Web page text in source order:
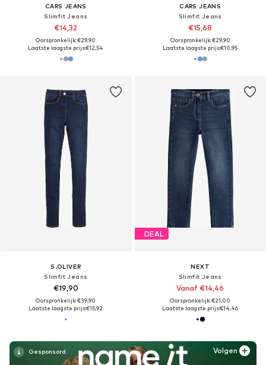
CARS JEANS
Slimfit Jeans
€14,32
Oorspronkelijk: €29,90
Laatste laagste prijs:€12,54
CARS JEANS
Slimfit Jeans
€15,68
Oorspronkelijk: €29,90
Laatste laagste prijs:€10,95
S.OLIVER
Slimfit Jeans
€19,90
Oorspronkelijk: €39,90
Laatste laagste prijs:€15,92
Volgen
DEAL
NEXT
Slimfit Jeans
Vanaf €14,46
Oorspronkelijk: €21,00
Laatste laagste prijs:€14,46